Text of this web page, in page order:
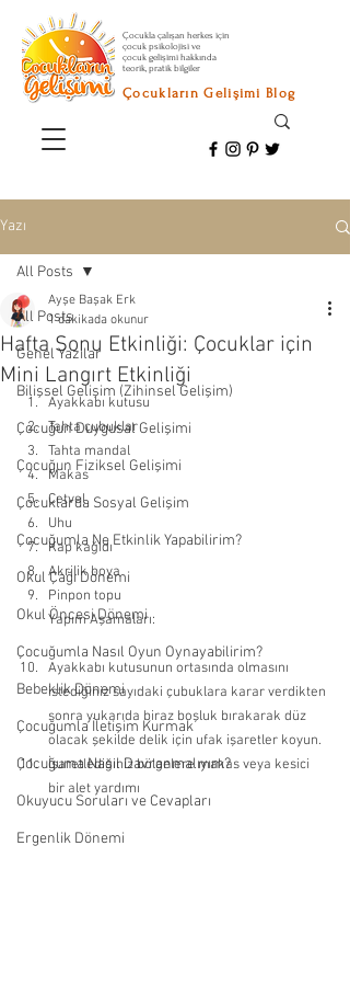
Çocukla çalışan herkes için
çocuk psikolojisi ve
çocuk gelişimi hakkında
teorik, pratik bilgiler
Çocukların Gelişimi Blog
Yazı
All Posts
Genel Yazılar
Bilişsel Gelişim (Zihinsel Gelişim)
Çocuğun Duygusal Gelişimi
Çocuğun Fiziksel Gelişimi
Çocuklarda Sosyal Gelişim
Çocuğumla Ne Etkinlik Yapabilirim?
Okul Çağı Dönemi
Okul Öncesi Dönemi
Çocuğumla Nasıl Oyun Oynayabilirim?
Bebeklik Dönemi
Çocuğumla İletişim Kurmak
Çocuğuma Nasıl Davranmalıyım?
Okuyucu Soruları ve Cevapları
Ergenlik Dönemi
All Posts
Hafta Sonu Etkinliği: Çocuklar için
Mini Langırt Etkinliği
Ayşe Başak Erk
1 dakikada okunur
Ayakkabı kutusu
Tahta çubuklar
Tahta mandal
Makas
Cetvel
Uhu
Kap kağıdı
Akrilik boya
Pinpon topu
Yapım Aşamaları:
Ayakkabı kutusunun ortasında olmasını
istediğiniz sayıdaki çubuklara karar verdikten
sonra yukarıda biraz boşluk bırakarak düz
olacak şekilde delik için ufak işaretler koyun.
İşaretlediğiniz bölgelere makas veya kesici
bir alet yardımı